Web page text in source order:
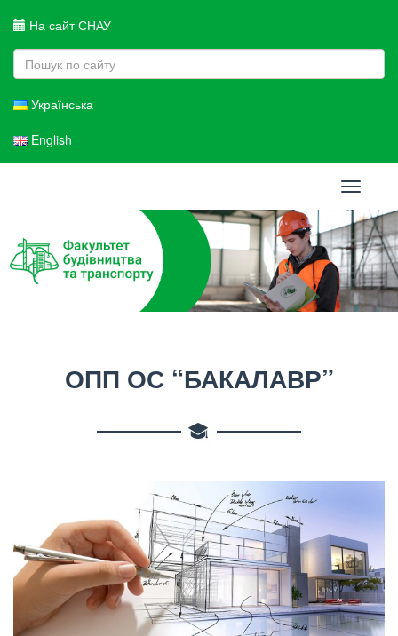
На сайт СНАУ
Українська
English
Toggle
ОПП ОС “БАКАЛАВР”